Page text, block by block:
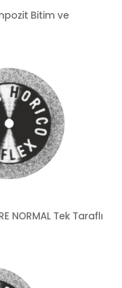
Bitim ve
NORMAL Tek Taraflı